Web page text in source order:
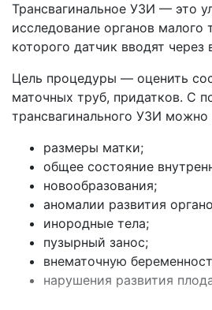
Трансвагинальное УЗИ — это
исследование органов малого
которого датчик вводят через
Цель процедуры — оценить
маточных труб, придатков. С
трансвагинального УЗИ
размеры матки;
общее состояние
новообразования;
аномалии развития
инородные тела;
пузырный занос;
внематочную
нарушения развития